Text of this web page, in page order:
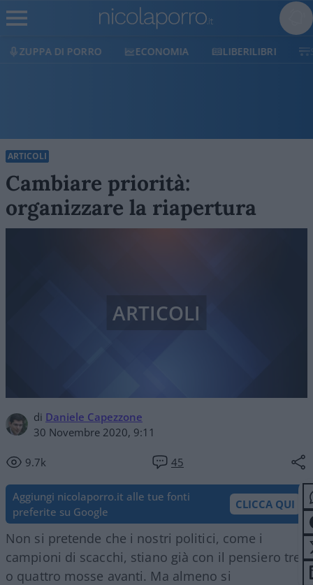
ECONOMIA LIBERILIBRI SHOP SOSTIENICI
ARTICOLI
Cambiare priorità:
organizzare la riapertura
di Daniele Capezzone
30 Novembre 2020, 9:11
9.7k 45
ARTICOLI
Aggiungi nicolaporro.it alle tue fonti
preferite su Google
CLICCA QUI
Non si pretende che i nostri politici, come i
campioni di scacchi, stiano già con il pensiero tre
o quattro mosse avanti. Ma almeno si